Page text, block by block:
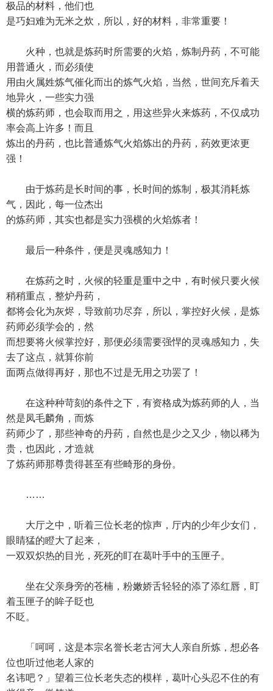
极品的材料，他们也
是巧妇难为无米之炊，所以，好的材料，非常重要！
火种，也就是炼药时所需要的火焰，炼制丹药，不可能
用普通火，而必须使
用由火属姓炼气催化而出的炼气火焰，当然，世间充斥着天
地异火，一些实力强
横的炼药师，也会取而用之，用这些异火来炼药，不仅成功
率会高上许多！而且
炼出的丹药，也比普通炼气火焰炼出的丹药，药效更浓更
强！
由于炼药是长时间的事，长时间的炼制，极其消耗炼
气，因此，每一位杰出
的炼药师，其实也都是实力强横的火焰炼者！
最后一种条件，便是灵魂感知力！
在炼药之时，火候的轻重是重中之中，有时候只要火候
稍稍重点，整炉丹药，
都将会化为灰烬，导致前功尽弃，所以，掌控好火候，是炼
药师必须学会的，然
而想要将火候掌控好，那便必须需要强悍的灵魂感知力，失
去了这点，就算你前
面两点做得再好，那也不过是无用之功罢了！
在这种种苛刻的条件之下，有资格成为炼药师的人，当
然是凤毛麟角，而炼
药师少了，那些神奇的丹药，自然也是少之又少，物以稀为
贵，也因此，才造就
了炼药师那尊贵得甚至有些畸形的身份。
……
大厅之中，听着三位长老的惊声，厅内的少年少女们，
眼睛猛的瞪大了起来，
一双双炽热的目光，死死的盯在葛叶手中的玉匣子。
坐在父亲身旁的苍楠，粉嫩娇舌轻轻的添了添红唇，盯
着玉匣子的眸子眨也
不眨。
「呵呵，这是本宗名誉长老古河大人亲自所炼，想必各
位也听过他老人家的
名讳吧？」望着三位长老失态的模样，葛叶心头忍不住的有